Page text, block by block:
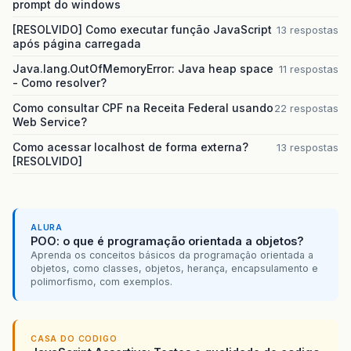
prompt do windows
[RESOLVIDO] Como executar função JavaScript
após página carregada
13 respostas
Java.lang.OutOfMemoryError: Java heap space
- Como resolver?
11 respostas
Como consultar CPF na Receita Federal usando
Web Service?
22 respostas
Como acessar localhost de forma externa?
[RESOLVIDO]
13 respostas
ALURA
POO: o que é programação orientada a objetos?
Aprenda os conceitos básicos da programação orientada a
objetos, como classes, objetos, herança, encapsulamento e
polimorfismo, com exemplos.
CASA DO CODIGO